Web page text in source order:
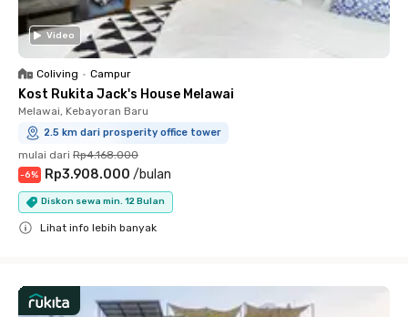
Video
Coliving • Campur
Kost Rukita Jack's House Melawai
Melawai, Kebayoran Baru
2.5 km dari prosperity office tower
mulai dari Rp4.168.000
-6% Rp3.908.000 /bulan
Diskon sewa min. 12 Bulan
Lihat info lebih banyak